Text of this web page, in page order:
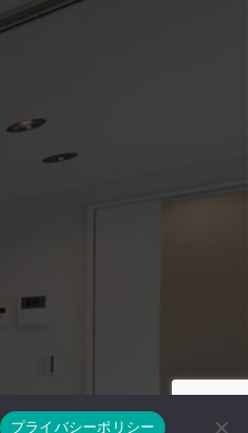
プライバシーポリシー